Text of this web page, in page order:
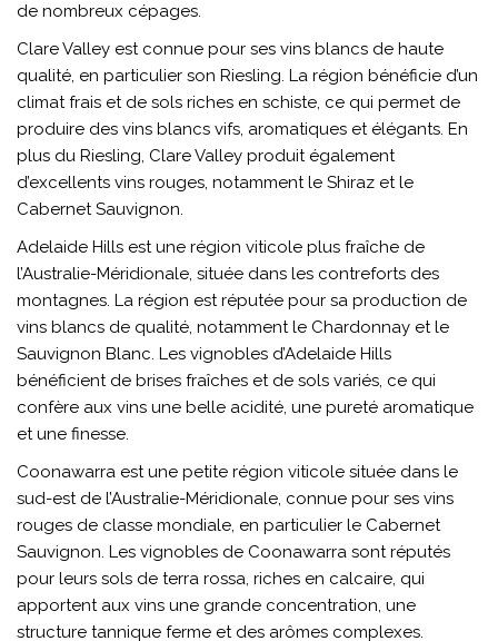
de nombreux cépages.
Clare Valley est connue pour ses vins blancs de haute
qualité, en particulier son Riesling. La région bénéficie d’un
climat frais et de sols riches en schiste, ce qui permet de
produire des vins blancs vifs, aromatiques et élégants. En
plus du Riesling, Clare Valley produit également
d’excellents vins rouges, notamment le Shiraz et le
Cabernet Sauvignon.
Adelaide Hills est une région viticole plus fraîche de
l’Australie-Méridionale, située dans les contreforts des
montagnes. La région est réputée pour sa production de
vins blancs de qualité, notamment le Chardonnay et le
Sauvignon Blanc. Les vignobles d’Adelaide Hills
bénéficient de brises fraîches et de sols variés, ce qui
confère aux vins une belle acidité, une pureté aromatique
et une finesse.
Coonawarra est une petite région viticole située dans le
sud-est de l’Australie-Méridionale, connue pour ses vins
rouges de classe mondiale, en particulier le Cabernet
Sauvignon. Les vignobles de Coonawarra sont réputés
pour leurs sols de terra rossa, riches en calcaire, qui
apportent aux vins une grande concentration, une
structure tannique ferme et des arômes complexes.